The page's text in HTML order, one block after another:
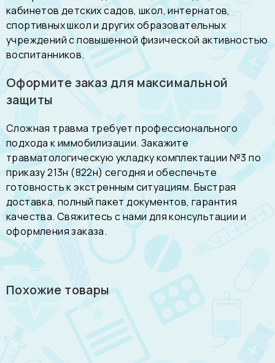
кабинетов детских садов, школ, интернатов,
спортивных школ и других образовательных
учреждений с повышенной физической активностью
воспитанников.
Оформите заказ для максимальной
защиты
Сложная травма требует профессионального
подхода к иммобилизации. Закажите
травматологическую укладку комплектации №3 по
приказу 213н (822н) сегодня и обеспечьте
готовность к экстренным ситуациям. Быстрая
доставка, полный пакет документов, гарантия
качества. Свяжитесь с нами для консультации и
оформления заказа.
Похожие товары